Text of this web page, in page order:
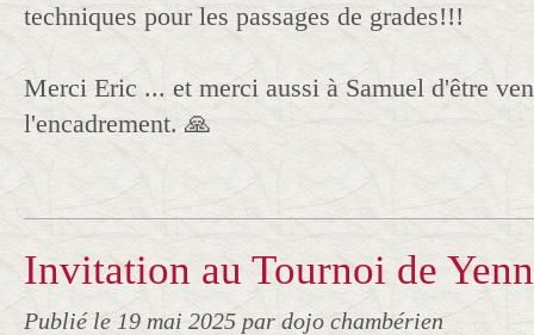
techniques pour les passages de grades!!!
Merci Eric ... et merci aussi à Samuel d'être
l'encadrement. 🙏
Invitation au Tournoi de
Publié le 19 mai 2025 par dojo chambérien